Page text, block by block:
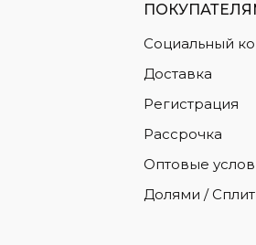
Социальный
Доставка
Регистрация
Рассрочка
Оптовые
Долями / Сплит